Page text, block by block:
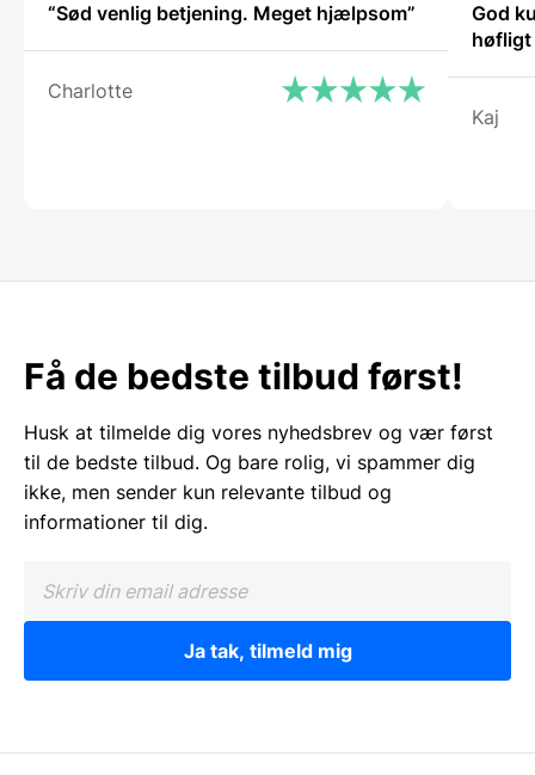
“Sød venlig betjening. Meget hjælpsom”
Charlotte
God
høfligt
Kaj
Få de bedste tilbud først!
Husk at tilmelde dig vores nyhedsbrev og vær først
til de bedste tilbud. Og bare rolig, vi spammer dig
ikke, men sender kun relevante tilbud og
informationer til dig.
Ja tak, tilmeld mig